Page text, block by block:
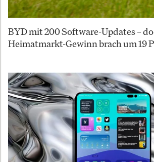
BYD mit 200 Software-Updates –
Heimatmarkt-Gewinn brach um 19